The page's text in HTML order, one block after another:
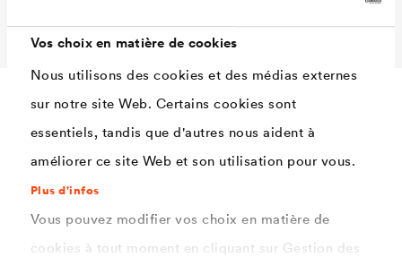
Vos choix en matière de cookies
Nous utilisons des cookies et des médias externes
sur notre site Web. Certains cookies sont
essentiels, tandis que d'autres nous aident à
améliorer ce site Web et son utilisation pour vous.
Plus d'infos
Vous pouvez modifier vos choix en matière de
cookies à tout moment en cliquant sur Gestion des
GmbH & Co.
Une équipe de 40 experts R&D en interne
Les innovations ne peuvent se créer ou se développer
sans un environnement sécurisé. Nous mettons en place
les conditions requises au sein de notre entreprise en